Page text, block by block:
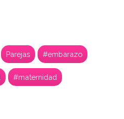
Parejas #embarazo
#maternidad